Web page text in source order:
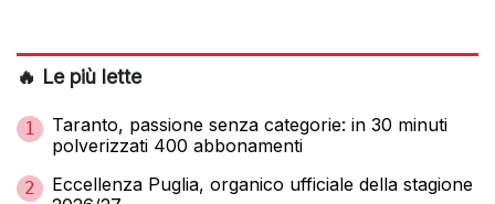
🔥 Le più lette
1
Taranto, passione senza categorie: in 30 minuti
polverizzati 400 abbonamenti
2
Eccellenza Puglia, organico ufficiale della stagione